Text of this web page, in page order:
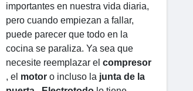
importantes en nuestra vida diaria,
pero cuando empiezan a fallar,
puede parecer que todo en la
cocina se paraliza. Ya sea que
necesite reemplazar el compresor
, el motor o incluso la junta de la